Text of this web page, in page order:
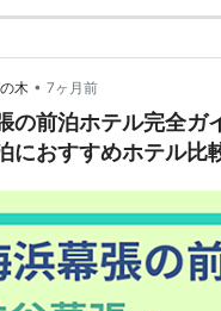
木 • 7ヶ月前
の前泊ホテル完全ガ
におすすめホテル比